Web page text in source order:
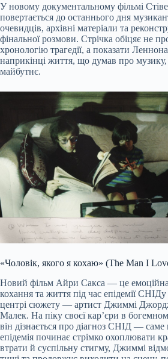
У новому документальному фільмі
повертається до останнього дня
очевидців, архівні матеріали та
фінальної розмови. Стрічка обіцяє не
хронологію трагедії, а показати
наприкінці життя, що думав про музику,
майбутнє.
«Чоловік, якого я кохаю» (The Man I
Новий фільм Айри Сакса — це
кохання та життя під час епідемії
центрі сюжету — артист Джиммі
Малек. На піку своєї кар’єри в
він дізнається про діагноз СНІД —
епідемія починає стрімко охоплювати
втрати й суспільну стигму, Джиммі